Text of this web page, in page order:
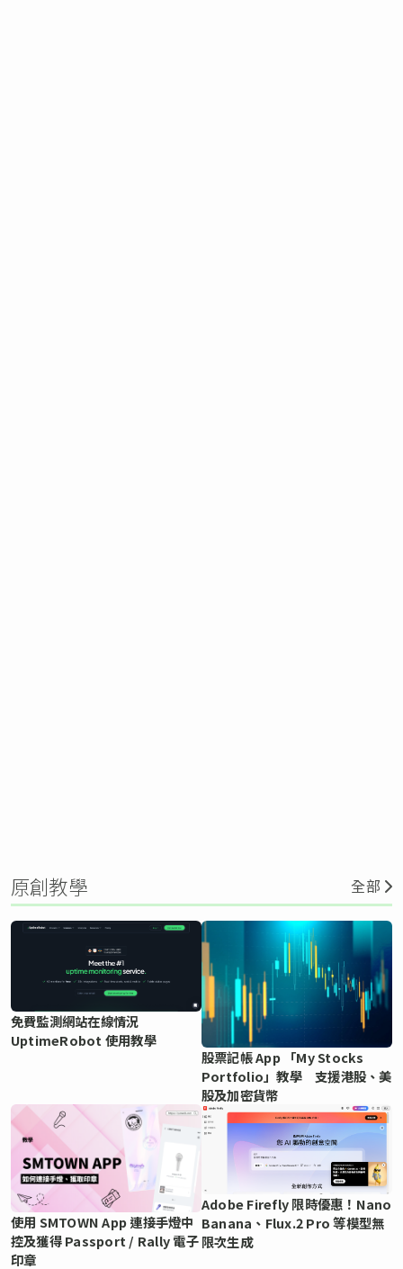
原創教學 全部
免費監測網站在線情況
UptimeRobot 使用教學
股票記帳 App 「My Stocks
Portfolio」教學 支援港股、美
股及加密貨幣
使用 SMTOWN App 連接手燈中
控及獲得 Passport / Rally 電子
印章
Adobe Firefly 限時優惠！Nano
Banana、Flux.2 Pro 等模型無
限次生成